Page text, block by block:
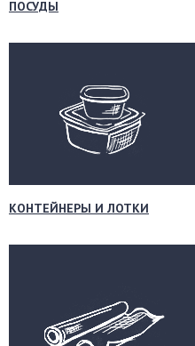
ПОСУДЫ
КОНТЕЙНЕРЫ И ЛОТКИ